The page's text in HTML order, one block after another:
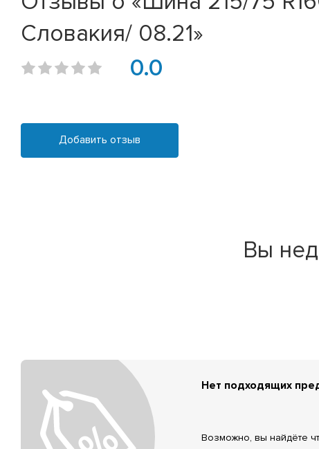
Словакия/ 08.21»
0.0
Добавить отзыв
Вы
Нет подходящих
Возможно, вы найдёте